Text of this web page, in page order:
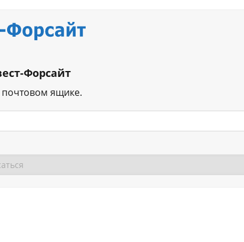
Форсайт
ящике.